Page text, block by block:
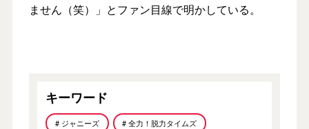
ません（笑）」とファン目線で明かしている。
キーワード
# ジャニーズ # 全力！脱力タイムズ